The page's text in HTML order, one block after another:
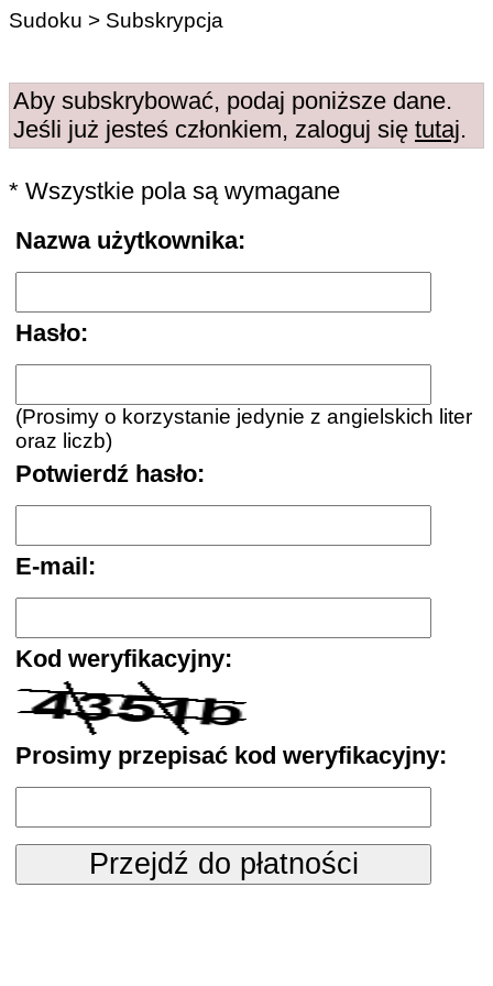
Sudoku > Subskrypcja
Aby subskrybować, podaj poniższe dane.
Jeśli już jesteś członkiem, zaloguj się tutaj.
* Wszystkie pola są wymagane
Nazwa użytkownika:
Hasło:
(Prosimy o korzystanie jedynie z angielskich liter
oraz liczb)
Potwierdź hasło:
E-mail:
Kod weryfikacyjny:
Prosimy przepisać kod weryfikacyjny: